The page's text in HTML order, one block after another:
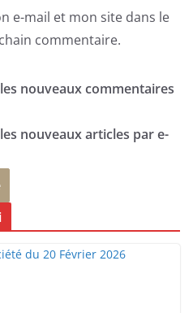
e-mail et mon site dans le
commentaire.
nouveaux commentaires
nouveaux articles par e-